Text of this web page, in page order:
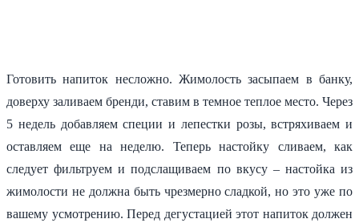
Готовить напиток несложно. Жимолость засыпаем в банку,
доверху заливаем бренди, ставим в темное теплое место. Через
5 недель добавляем специи и лепестки розы, встряхиваем и
оставляем еще на неделю. Теперь настойку сливаем, как
следует фильтруем и подслащиваем по вкусу – настойка из
жимолости не должна быть чрезмерно сладкой, но это уже по
вашему усмотрению. Перед дегустацией этот напиток должен